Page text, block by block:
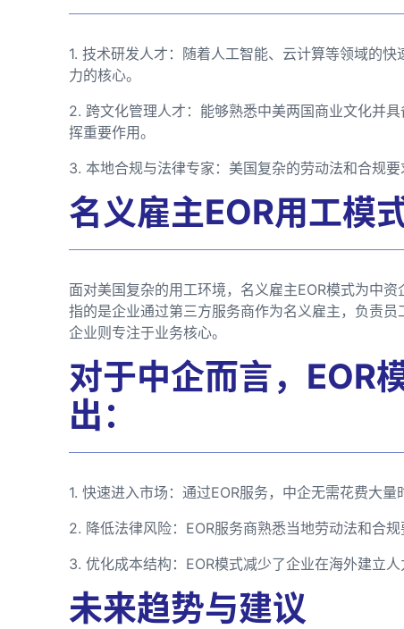
1. 技术研发人才：随着人工智能、云计算等领域的
力的核心。
2. 跨文化管理人才：能够熟悉中美两国商业文化并
挥重要作用。
3. 本地合规与法律专家：美国复杂的劳动法和合规
名义雇主EOR用工模
面对美国复杂的用工环境，名义雇主EOR模式为中
指的是企业通过第三方服务商作为名义雇主，负责
企业则专注于业务核心。
对于中企而言，EOR
出：
1. 快速进入市场：通过EOR服务，中企无需花费大
2. 降低法律风险：EOR服务商熟悉当地劳动法和合
3. 优化成本结构：EOR模式减少了企业在海外建立
未来趋势与建议